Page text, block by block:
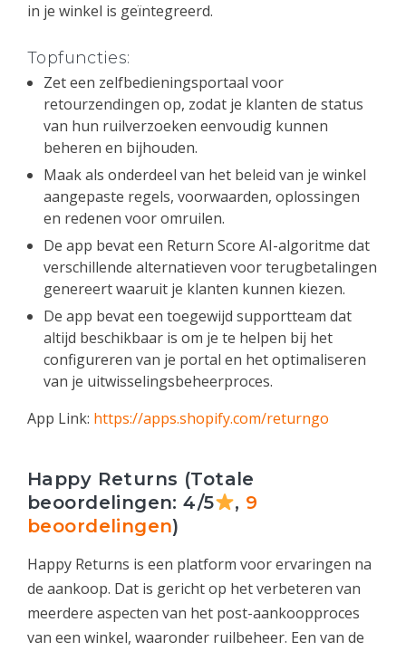
in je winkel is geïntegreerd.
Topfuncties:
Zet een zelfbedieningsportaal voor
retourzendingen op, zodat je klanten de status
van hun ruilverzoeken eenvoudig kunnen
beheren en bijhouden.
Maak als onderdeel van het beleid van je winkel
aangepaste regels, voorwaarden, oplossingen
en redenen voor omruilen.
De app bevat een Return Score AI-algoritme dat
verschillende alternatieven voor terugbetalingen
genereert waaruit je klanten kunnen kiezen.
De app bevat een toegewijd supportteam dat
altijd beschikbaar is om je te helpen bij het
configureren van je portal en het optimaliseren
van je uitwisselingsbeheerproces.
App Link: https://apps.shopify.com/returngo
Happy Returns (Totale
beoordelingen: 4/5
, 9
beoordelingen)
Happy Returns is een platform voor ervaringen na
de aankoop. Dat is gericht op het verbeteren van
meerdere aspecten van het post-aankoopproces
van een winkel, waaronder ruilbeheer. Een van de